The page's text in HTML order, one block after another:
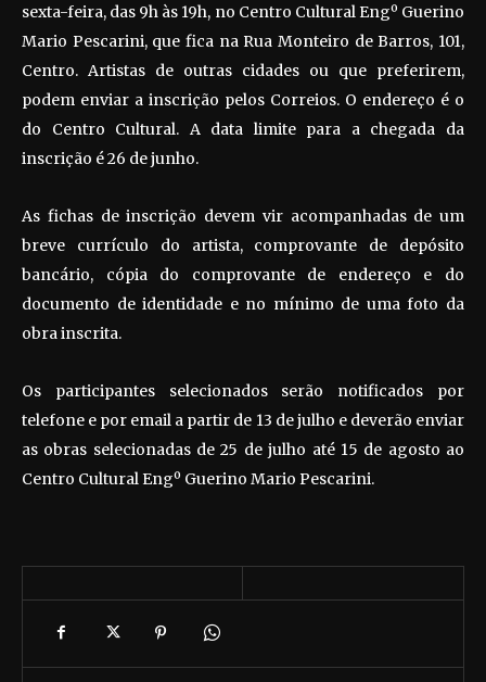
sexta-feira, das 9h às 19h, no Centro Cultural Engº Guerino
Mario Pescarini, que fica na Rua Monteiro de Barros, 101,
Centro. Artistas de outras cidades ou que preferirem,
podem enviar a inscrição pelos Correios. O endereço é o
do Centro Cultural. A data limite para a chegada da
inscrição é 26 de junho.
As fichas de inscrição devem vir acompanhadas de um
breve currículo do artista, comprovante de depósito
bancário, cópia do comprovante de endereço e do
documento de identidade e no mínimo de uma foto da
obra inscrita.
Os participantes selecionados serão notificados por
telefone e por email a partir de 13 de julho e deverão enviar
as obras selecionadas de 25 de julho até 15 de agosto ao
Centro Cultural Engº Guerino Mario Pescarini.